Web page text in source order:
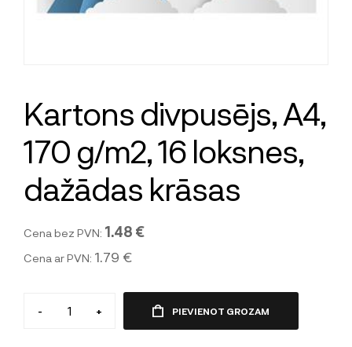
Kartons divpusējs, A4,
170 g/m2, 16 loksnes,
dažādas krāsas
Cena bez PVN: 1.48 €
Cena ar PVN: 1.79 €
- + PIEVIENOT GROZAM